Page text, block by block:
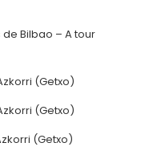
Bilbao – A tour
(Getxo)
(Getxo)
(Getxo)